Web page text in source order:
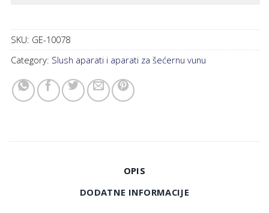
SKU: GE-10078
Category: Slush aparati i aparati za šećernu vunu
OPIS
DODATNE INFORMACIJE